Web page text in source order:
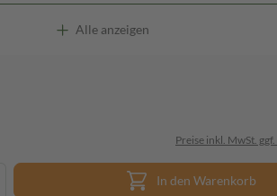
Alle anzeigen
Preise inkl. MwSt.
In den Warenkorb